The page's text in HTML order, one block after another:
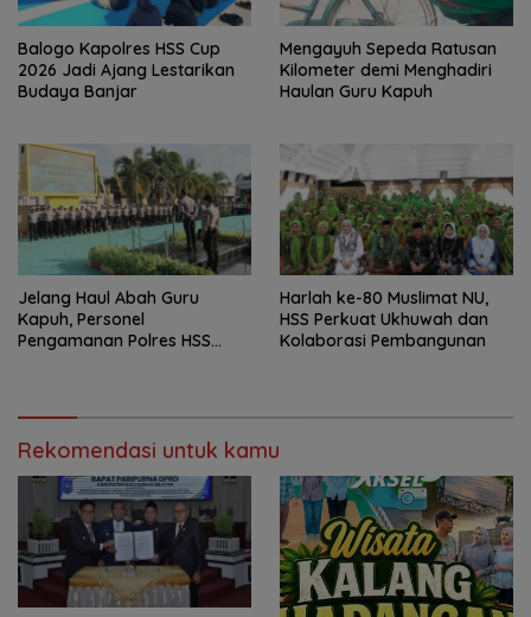
Balogo Kapolres HSS Cup
2026 Jadi Ajang Lestarikan
Budaya Banjar
Mengayuh Sepeda Ratusan
Kilometer demi Menghadiri
Haulan Guru Kapuh
Jelang Haul Abah Guru
Kapuh, Personel
Pengamanan Polres HSS
Harlah ke-80 Muslimat NU,
HSS Perkuat Ukhuwah dan
Kolaborasi Pembangunan
Rekomendasi untuk kamu